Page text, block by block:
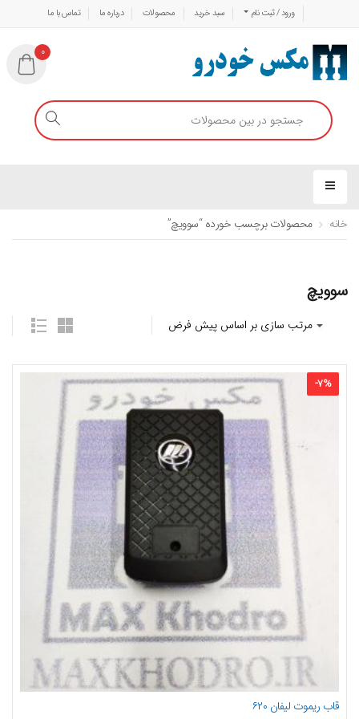
ورود / ثبت نام سبد خرید محصولات درباره ما تماس با ما
0
خانه محصولات برچسب خورده “سوویچ”
سوویچ
-7%
قاب ریموت لیفان ۶۲۰